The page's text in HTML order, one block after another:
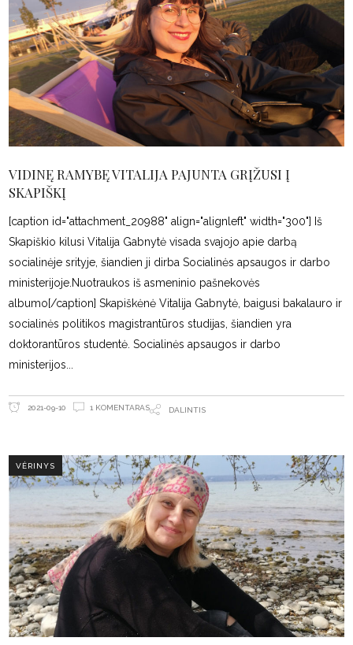
VIDINĘ RAMYBĘ VITALIJA PAJUNTA GRĮŽUSI Į
SKAPIŠKĮ
[caption id="attachment_20988" align="alignleft" width="300"] Iš
Skapiškio kilusi Vitalija Gabnytė visada svajojo apie darbą
socialinėje srityje, šiandien ji dirba Socialinės apsaugos ir darbo
ministerijoje.Nuotraukos iš asmeninio pašnekovės
albumo[/caption] Skapiškėnė Vitalija Gabnytė, baigusi bakalauro ir
socialinės politikos magistrantūros studijas, šiandien yra
doktorantūros studentė. Socialinės apsaugos ir darbo
ministerijos
2021-09-10 1 KOMENTARAS DALINTIS
VĖRINYS